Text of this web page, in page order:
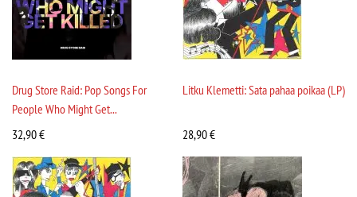
Drug Store Raid: Pop Songs For
People Who Might Get...
32,90€
Litku Klemetti: Sata pahaa poikaa (LP)
28,90€